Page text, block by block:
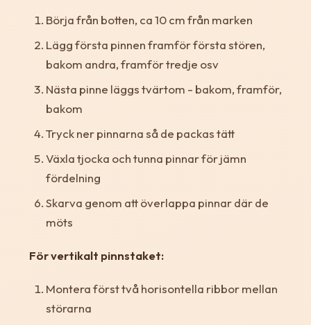
Börja från botten, ca 10 cm från marken
Lägg första pinnen framför första stören,
bakom andra, framför tredje osv
Nästa pinne läggs tvärtom - bakom, framför,
bakom
Tryck ner pinnarna så de packas tätt
Växla tjocka och tunna pinnar för jämn
fördelning
Skarva genom att överlappa pinnar där de
möts
För vertikalt pinnstaket:
Montera först två horisontella ribbor mellan
störarna